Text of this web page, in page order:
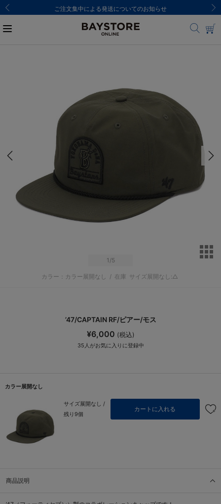
ご注文集中による発送についてのお知らせ
1 /5
カラー：カラー展開なし / 在庫 サイズ展開なし:△
’47/CAPTAIN RF/ピアー/モス
¥6,000 (税込)
35 人がお気に入りに登録中
カラー展開なし
サイズ展開なし /
残り9個
カートに入れる
商品説明